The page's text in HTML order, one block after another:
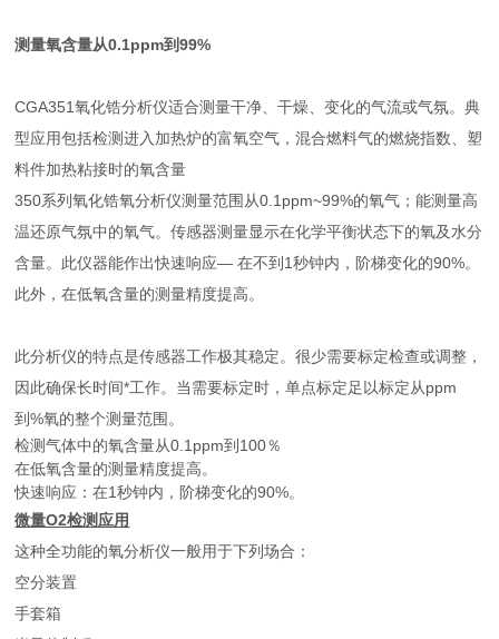
测量氧含量从0.1ppm到99%
CGA351氧化锆分析仪适合测量干净、干燥、变化的气流或气氛。典
型应用包括检测进入加热炉的富氧空气，混合燃料气的燃烧指数、塑
料件加热粘接时的氧含量
350系列氧化锆氧分析仪测量范围从0.1ppm~99%的氧气；能测量高
温还原气氛中的氧气。传感器测量显示在化学平衡状态下的氧及水分
含量。此仪器能作出快速响应— 在不到1秒钟内，阶梯变化的90%。
此外，在低氧含量的测量精度提高。
此分析仪的特点是传感器工作极其稳定。很少需要标定检查或调整，
因此确保长时间*工作。当需要标定时，单点标定足以标定从ppm
到%氧的整个测量范围。
检测气体中的氧含量从0.1ppm到100％
在低氧含量的测量精度提高。
快速响应：在1秒钟内，阶梯变化的90%。
微量O2检测应用
这种全功能的氧分析仪一般用于下列场合：
空分装置
手套箱